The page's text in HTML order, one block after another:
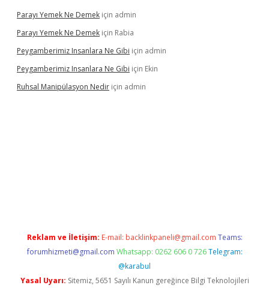
Parayı Yemek Ne Demek için admin
Parayı Yemek Ne Demek için Rabia
Peygamberimiz Insanlara Ne Gibi için admin
Peygamberimiz Insanlara Ne Gibi için Ekin
Ruhsal Manipülasyon Nedir için admin
Reklam ve İletişim: E-mail: backlinkpaneli@gmail.com Teams:
forumhizmeti@gmail.com Whatsapp: 0262 606 0 726 Telegram:
@karabul
Yasal Uyarı: Sitemiz, 5651 Sayılı Kanun gereğince Bilgi Teknolojileri